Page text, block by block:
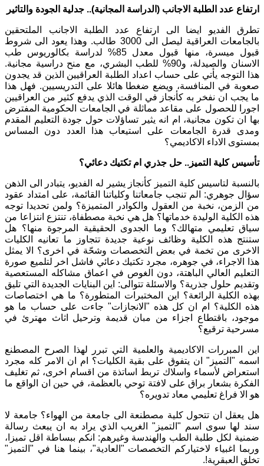
ارتفاع عدد الطلبة الاجانب (الدراسة المجانية).. جدلية الجودة والتاثير
تطرق الفديو ايضا الى ارتفاع عدد الطلبة الاجانب الملتحقين
بالجامعات العراقية ليصل الى 3000 طالب. وهذا يعود الى شروط
قبول ميسرة، منها قبول معدل 85% لدراسة بكالوريوس طب
الاسنان والصيدلة، و90% للطب البشري، مع منح دراسية مجانية.
هذا التوجه يأتي على حساب اعداد الطلبة العراقيين الذين قد يجدون
صعوبة في المنافسة، ويضع ضغطا هائلا على التدريسيين. فهل هذا
ما يجب ان نفخر به كأنجاز في الوقت الذي يدفع كثير من العراقيين
اجورا للحصول على مقاعد مماثلة في الجامعات الحكومية المفترض
بها ان تكون مجانية، ام انه يثير تساؤلات حول جودة التعليم المقدم
ومدى قدرة الجامعات على استيعاب هذا العدد دون المساس
بمستوى الاداء الاكاديمي؟
تأسيس كلية التميز.. حل جذري ام تكتيك دعائي؟
بالنسبة لتاسيس كلية التميز كأنجاز يشير له الفديو، يتبادر الى الذهن
سؤال جوهري: الم تنجب جامعاتنا وكلياتنا القائمة، على امتداد عقود
من الزمن، نخبة من العقول والكوادر المتميزة؟ ولمن تحديدا توجه
هذه الكلية الوليدة خدماتها؟ هل هي نخبة مصطفاة، تنتزع انتزاعا من
سياق تعليمي متهالك؟ وما الجدوى الحقيقية المرجوة منها؟ هل
ستنتج هذه الكلية وظائف نوعية جديدة تتجاوز ما تعانيه الكليات
الاخرى من تخمة في بعض التخصصات وشحّة في اخرى؟ الا يمثل
هذا الاجراء، في جوهره، مجرد تكتيك دعائي فاشل اخر لتلميع صورة
التعليم العالي الباهتة، دون الغوص في اعماق مشاكله المستعصية
وتقديم حلول جذرية؟ والاسئلة تتوالى: اين البنايات الجديدة التي تليق
بهذه الكلية الرائعة؟ اين المختبرات المتطورة؟ ما هي اختصاصات
هذه الكلية؟ ام ان كل هذه "الانجازات" جاءت على حساب ما هو
موجود، باقتطاع اجزاء من مبان قديمة وترحيل اثاث مهترئ في
مسرحية ترقيع؟
اين المبررات الاكاديمية والعلمية التي تبرر لهذا الصرح المصطنع
اسمه "التميز" ان يتفوق على بقية الكليات؟ ام ان الامر كله مجرد
استعراض لأسماء واسلاك تربط اساتذة من اقسام اخرى، ثم تغليف
الفكرة بشعار براق على لافتة توحي بالعظمة، في حين ان الواقع ما
هو الا فراغ تعليمي معاد تدويره؟
هل يعقل ان تتحول كلية مصطنعة الى جامعة من الهواء؟ جامعة لا
سند لها سوى اسم "التميز" الغريب الذي يراد به ان يبعث رسالة
ضمنية لكل طلبة الطب والهندسة وغيرهم: انكم ببساطة اقل تميزا،
وربما اغبياء لاختياركم التخصصات "العادية"، بينما هنا في "التميز"
تخلق العبقرية!.